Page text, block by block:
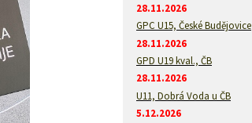
28.11.2026
GPC U15, České Budějovice
28.11.2026
GPD U19 kval., ČB
28.11.2026
U11, Dobrá Voda u ČB
5.12.2026